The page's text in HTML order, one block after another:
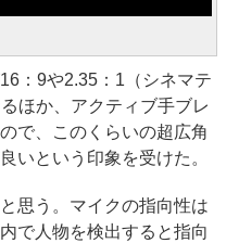
：9や2.35：1（シネマテ
ほか、アクティブ手ブレ
で、このくらいの超広角
いという印象を受けた。
思う。マイクの指向性は
で人物を検出すると指向